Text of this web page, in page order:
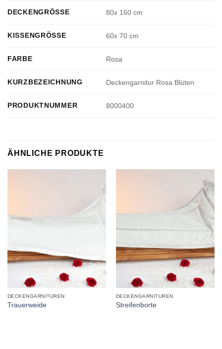
DECKENGRÖSSE 80x 160 cm
KISSENGRÖSSE 60x 70 cm
FARBE Rosa
KURZBEZEICHNUNG Deckengarnitur Rosa Blüten
PRODUKTNUMMER 8000400
ÄHNLICHE PRODUKTE
DECKENGARNITUREN
Trauerweide
DECKENGARNITUREN
Streifenborte